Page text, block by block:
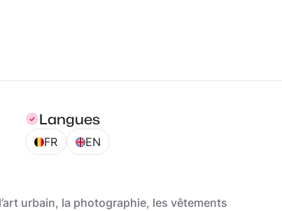
Langues
FR EN
urbain, la photographie, les vêtements